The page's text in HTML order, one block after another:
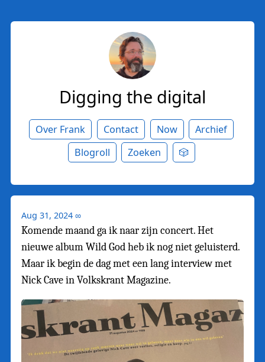
Digging the digital
Over Frank Contact Now
Archief
Blogroll
Zoeken 🎲
Aug 31, 2024 ∞
Komende maand ga ik naar zijn concert. Het
nieuwe album Wild God heb ik nog niet geluisterd.
Maar ik begin de dag met een lang interview met
Nick Cave in Volkskrant Magazine.